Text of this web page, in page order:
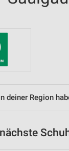
deiner Region